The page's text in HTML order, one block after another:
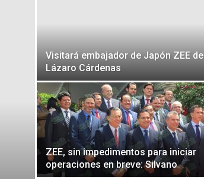
Visitará embajador de Japón ZEE de
Lázaro Cárdenas
ZEE, sin impedimentos para iniciar
operaciones en breve: Silvano